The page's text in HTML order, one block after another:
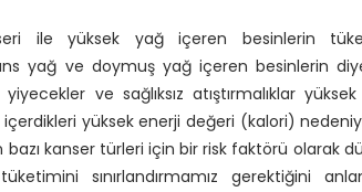
ile yüksek yağ içeren besinlerin
yağ ve doymuş yağ içeren besinlerin diyet
ve sağlıksız atıştırmalıklar
yüksek enerji değeri (kalori)
kanser türleri için bir risk faktörü olarak
sınırlandırmamız gerektiğini